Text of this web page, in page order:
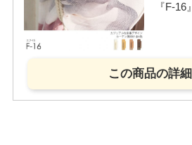
『F-16』
この商品の詳細